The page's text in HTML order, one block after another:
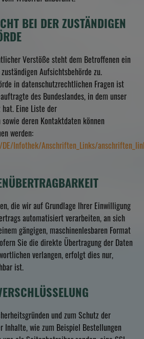
BEI DER ZUSTÄNDIGEN
Verstöße steht dem Betroffenen ein
Aufsichtsbehörde zu.
in datenschutzrechtlichen Fragen ist
des Bundeslandes, in dem unser
hat. Eine Liste der
sowie deren Kontaktdaten können
werden:
DE/Infothek/Anschriften_Links/
die wir auf Grundlage Ihrer Einwilligung
automatisiert verarbeiten, an sich
gängigen, maschinenlesbaren Format
Sie die direkte Übertragung der Daten
verlangen, erfolgt dies nur,
ist.
und zum Schutz der
Inhalte, wie zum Beispiel Bestellungen